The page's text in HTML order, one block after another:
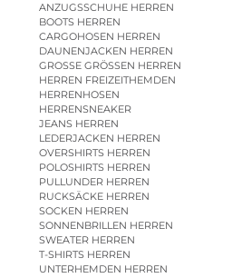
ANZUGSSCHUHE HERREN
BOOTS HERREN
CARGOHOSEN HERREN
DAUNENJACKEN HERREN
GROSSE GRÖSSEN HERREN
HERREN FREIZEITHEMDEN
HERRENHOSEN
HERRENSNEAKER
JEANS HERREN
LEDERJACKEN HERREN
OVERSHIRTS HERREN
POLOSHIRTS HERREN
PULLUNDER HERREN
RUCKSÄCKE HERREN
SOCKEN HERREN
SONNENBRILLEN HERREN
SWEATER HERREN
T-SHIRTS HERREN
UNTERHEMDEN HERREN